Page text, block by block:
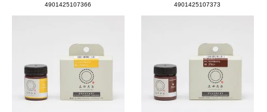
4901425107366 4901425107373